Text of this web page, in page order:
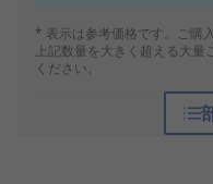
* 表示は参考価格です。ご購
上記数量を大きく超える大量
ください。